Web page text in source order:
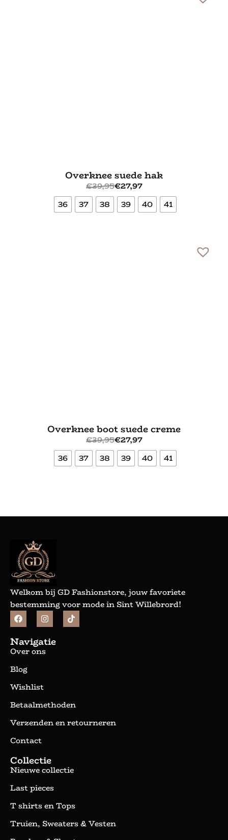
Overknee suede hak
€39,95€27,97
36
37 38 39 40 41
Overknee boot suede creme
€39,95€27,97
36
37 38 39 40 41
Welkom bij GD Fashionstore, jouw favoriete
bestemming voor mode in Sint Willebrord!
Navigatie
Over ons
Blog
Wishlist
Betaalmethoden
Verzenden en retourneren
Contact
Collectie
Nieuwe collectie
Last pieces
T shirts en Tops
Truien, Sweaters & Vesten